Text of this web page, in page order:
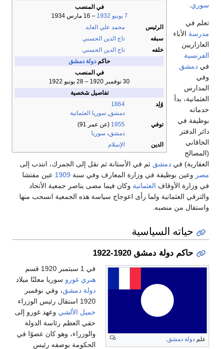
في المنصب
7 يونيو
1932 – 16 مارس 1934
الرئيس
محمد علي العابد
سبقه
تاج الدين الحسني
خلفه
تاج الدين الحسني
حاكم دولة دمشق
في المنصب
30 نوفمبر 1920 – 28 يونيو 1922
تفاصيل شخصية
وُلِد
1864
دمشق, سوريا العثمانية
توفي
1955 (عن عمر 91)
دمشق، سوريا
الدين
الإسلام
سوري
تعلم في
مدرسة الأباء
العازاريين
الفرنسية
في دمشق
وفي
المدارس
العثمانية، بدأ
خدماته
بوظيفة في
دائر الدفتر
الخاقاني
(المصالح
العقارية) في دمشق ثم في الأستانة ثم نقل إلى الجمرك، انتدب إلى
مصر وعين بوظيفة في وزارة المعارف وفي سنة 1909 عين مفتشا
في وزارة الأوقاف العثمانية وكان فيما مضى يناصر جمعية الأتحاد
والترقي العثمانية ولما رأى اعوجاج سياسة هذه الجمعية انسحب منها
واستقال من منصبه.
حياته السياسية
حاكم دولة دمشق 1920-1922
علم دولة دمشق.
في 1 سبتمبر 1920 قسم
هنري غورو سوريا معلنًا ميلاد
دولة دمشق، وفي نوفمبر
1920 استقال رئيس الوزراء
جميل الألشي وعهد غورو إلى
حقي العظم رئاسة الدولة
والوزراء، وهو كان عضوًا في
الحكومة بوصفه رئيس